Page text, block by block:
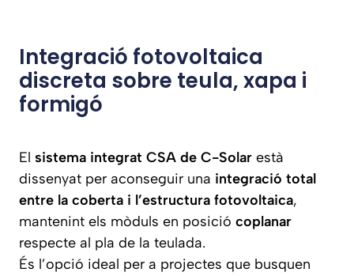
Integració fotovoltaica
discreta sobre teula, xapa i
formigó
El sistema integrat CSA de C-Solar està
dissenyat per aconseguir una integració total
entre la coberta i l’estructura fotovoltaica,
mantenint els mòduls en posició coplanar
respecte al pla de la teulada.
És l’opció ideal per a projectes que busquen